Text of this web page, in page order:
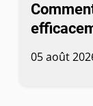
05 août